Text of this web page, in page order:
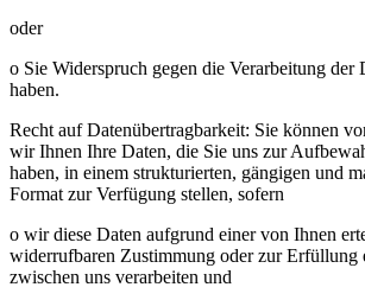
oder
o Sie Widerspruch gegen die Verarbeitung der
haben.
Recht auf Datenübertragbarkeit: Sie können
wir Ihnen Ihre Daten, die Sie uns zur
haben, in einem strukturierten, gängigen und
Format zur Verfügung stellen, sofern
o wir diese Daten aufgrund einer von Ihnen
widerrufbaren Zustimmung oder zur Erfüllung
zwischen uns verarbeiten und